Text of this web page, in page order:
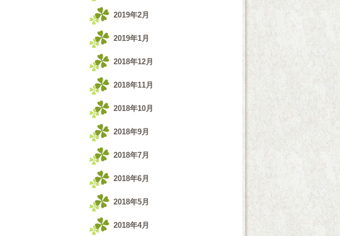
2019年2月
2019年1月
2018年12月
2018年11月
2018年10月
2018年9月
2018年7月
2018年6月
2018年5月
2018年4月